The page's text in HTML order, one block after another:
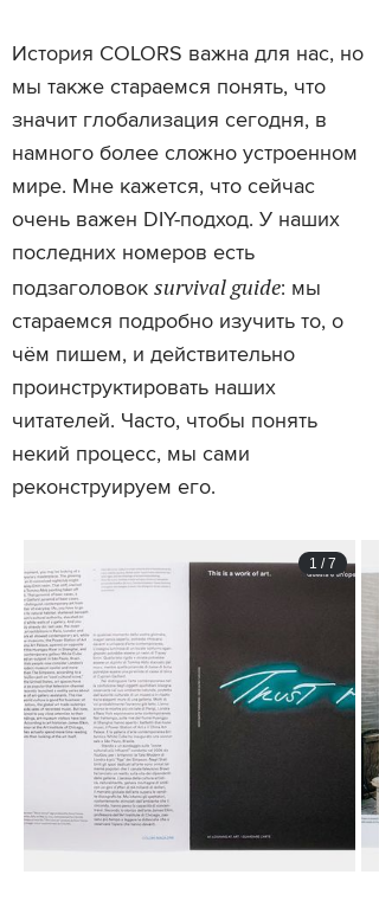
История COLORS важна для нас, но
мы также стараемся понять, что
значит глобализация сегодня, в
намного более сложно устроенном
мире. Мне кажется, что сейчас
очень важен DIY-подход. У наших
последних номеров есть
подзаголовок survival guide: мы
стараемся подробно изучить то, о
чём пишем, и действительно
проинструктировать наших
читателей. Часто, чтобы понять
некий процесс, мы сами
реконструируем его.
1 /7